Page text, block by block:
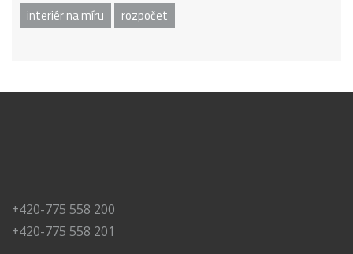
interiér na míru
rozpočet
+420-775 558 200
+420-775 558 201